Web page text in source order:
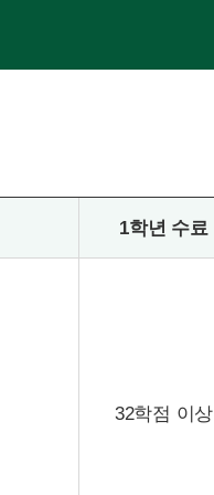
1학년 수료
32학점 이상